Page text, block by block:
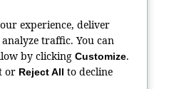
experience, deliver
traffic. You can
by clicking Customize.
or Reject All to decline